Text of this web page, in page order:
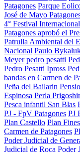
Patagones Parque
José de Mayo
4° Festival
Patagones aprobó el
Patrulla Ambiental del
Nacional Paulo
Meyer pedro pesatti
Pedro Pesatti Ipross
bandas en Carmen de
Peña del Bailarin
Espinosa Perla
Pesca infantil San Blas
PJ - FpV Patagones PJ
Plan Castello Plan
Carmen de Patagones
Poder Judicial de
Judicial de Roca Poder